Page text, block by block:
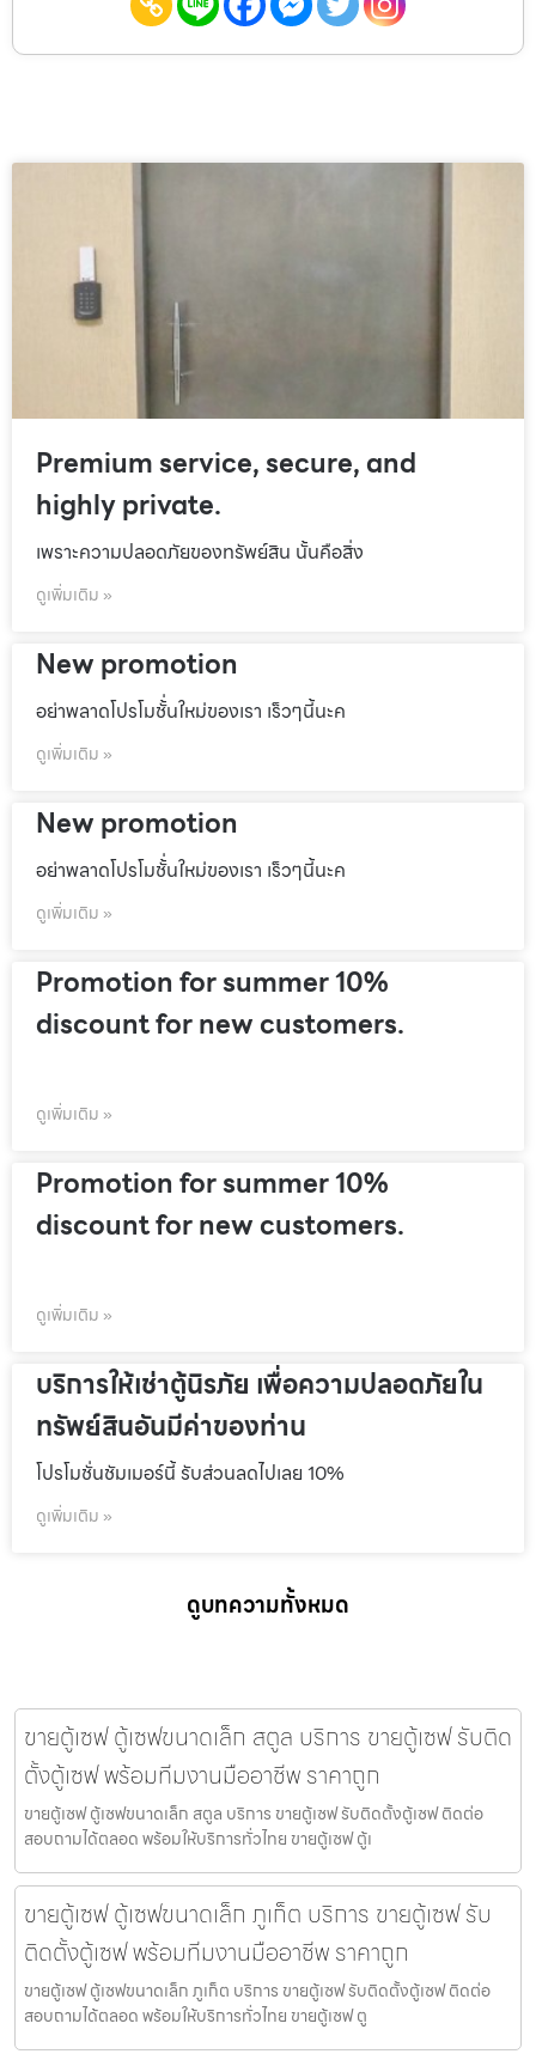
Premium service, secure, and
highly private.
เพราะความปลอดภัยของทรัพย์สิน นั้นคือสิ่ง
ดูเพิ่มเติม »
New promotion
อย่าพลาดโปรโมชั้่นใหม่ของเรา เร็วๆนี้นะค
ดูเพิ่มเติม »
New promotion
อย่าพลาดโปรโมชั้่นใหม่ของเรา เร็วๆนี้นะค
ดูเพิ่มเติม »
Promotion for summer 10%
discount for new customers.
ดูเพิ่มเติม »
Promotion for summer 10%
discount for new customers.
ดูเพิ่มเติม »
บริการให้เช่าตู้นิรภัย เพื่อความปลอดภัยใน
ทรัพย์สินอันมีค่าของท่าน
โปรโมชั่นชัมเมอร์นี้ รับส่วนลดไปเลย 10%
ดูเพิ่มเติม »
ดูบทความทั้งหมด
ขายตู้เซฟ ตู้เซฟขนาดเล็ก สตูล บริการ ขายตู้เซฟ รับติด
ตั้งตู้เซฟ พร้อมทีมงานมืออาชีพ ราคาถูก
ขายตู้เซฟ ตู้เซฟขนาดเล็ก สตูล บริการ ขายตู้เซฟ รับติดตั้งตู้เซฟ ติดต่อ
สอบถามได้ตลอด พร้อมให้บริการทั่วไทย ขายตู้เซฟ ตู้เ
ขายตู้เซฟ ตู้เซฟขนาดเล็ก ภูเก็ต บริการ ขายตู้เซฟ รับ
ติดตั้งตู้เซฟ พร้อมทีมงานมืออาชีพ ราคาถูก
ขายตู้เซฟ ตู้เซฟขนาดเล็ก ภูเก็ต บริการ ขายตู้เซฟ รับติดตั้งตู้เซฟ ติดต่อ
สอบถามได้ตลอด พร้อมให้บริการทั่วไทย ขายตู้เซฟ ตู